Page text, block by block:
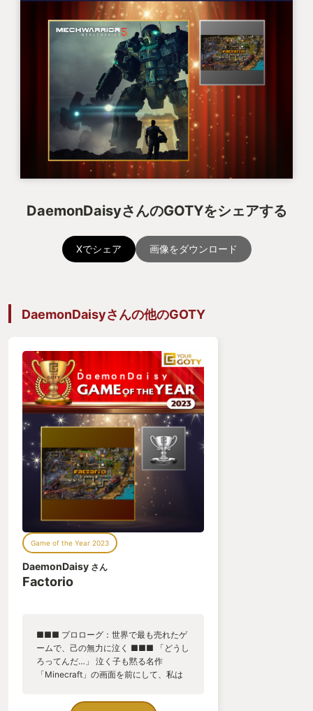
父の遺した謎の機体があると告げられ、とある惑星
の隠された格納庫の前に立つ。扉が開いてゆく。
あーはいはい。どうせこれもMadCatじゃないんだ。
この時代にMadCatはいない。どうせクソ重装甲の火
ファッッッ！？！？！？
美しい左右対称形。被弾面積を抑える低い機影。十
て艶めかしく輝く逆関節の両脚。
けああもうレビューなんか書いてる場合じゃねぇぞ
そういうわけで、中坊時代に出逢って以降、人生で
最も長期間続編を待ち望んだタイトルである本作
が、私にとってのGOTYである。いや待ち望んだとい
うのは嘘だ。あまりのブランクの長さに、続編はも
う出ないのではないかと疑った。セリヌンティウ
ス、私を殴れ。ちから一杯に頬を殴れ。
私とヒロキくんにメックウォーリアを教えてくれた
英語教師”トム”は、ただの邪智暴虐の不良教師ではな
かった。ゲーム内の父が私に妖艶なるメック
「NightStar」を遺したように、トムは私達にメック
今、私は視聴覚室で若人にメックウォーリアを布教
するような立場にはない。しかし令和の世に生きる
私には出来ることがある――ここYourGOTYで。
DaemonDaisyさんのGOTYをシェアする
Xでシェア 画像をダウンロード
DaemonDaisyさんの他のGOTY
Game of the Year 2023
DaemonDaisy さん
Factorio
■■■ プロローグ：世界で最も売れたゲ
ームで、己の無力に泣く ■■■ 「どうし
ろってんだ…」 泣く子も黙る名作
「Minecraft」の画面を前にして、私は
た。 畑を耕し、家畜を増やし、最高品質